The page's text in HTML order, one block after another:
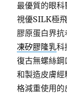
最優質的眼
視優SILK極
膠原蛋白界
凍矽膠隆乳科
復古無螺絲鋼
和製造皮膚
格減重使用